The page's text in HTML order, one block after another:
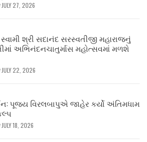
JULY 27, 2026
શ્રી સદાનંદ સરસ્વતીજી મહારાજનું
અભિનંદનચાતુર્માસ મહોત્સવમાં મળશે
JULY 22, 2026
પૂજ્ય વિરલબાપુએ જાહેર કર્યો અંતિમધામ
JULY 18, 2026